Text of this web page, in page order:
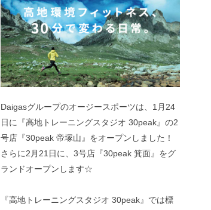
Daigasグループのオージースポーツは、1月24
日に『高地トレーニングスタジオ 30peak』の2
号店『30peak 帝塚山』をオープンしました！
さらに2月21日に、3号店『30peak 箕面』をグ
ランドオープンします☆
『高地トレーニングスタジオ 30peak』では標